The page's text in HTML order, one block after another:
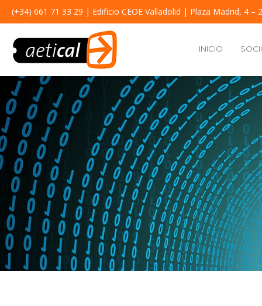
(+34) 661 71 33 29 | Edificio CEOE Valladolid | Plaza Madrid, 4 –
INICIO